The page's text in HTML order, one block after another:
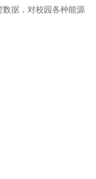
据，对校园各种能源